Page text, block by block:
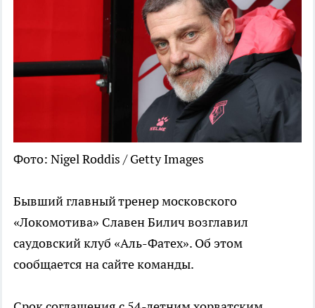
Фото: Nigel Roddis / Getty Images
Бывший главный тренер московского
«Локомотива» Славен Билич возглавил
саудовский клуб «Аль-Фатех». Об этом
сообщается на сайте команды.